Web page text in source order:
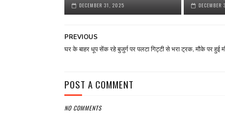
DECEMBER 31, 2025
PREVIOUS
घर के बाहर धूप सेंक रहे बुजुर्ग पर पलटा गिट्टी से भरा ट्रक, मौके पर हुई
POST A COMMENT
NO COMMENTS